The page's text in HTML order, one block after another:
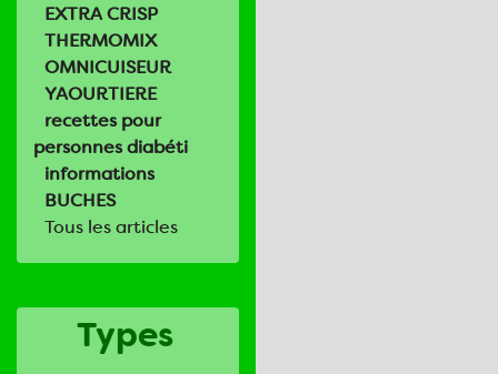
EXTRA CRISP
THERMOMIX
OMNICUISEUR
YAOURTIERE
recettes pour
personnes diabéti
informations
BUCHES
Tous les articles
Types